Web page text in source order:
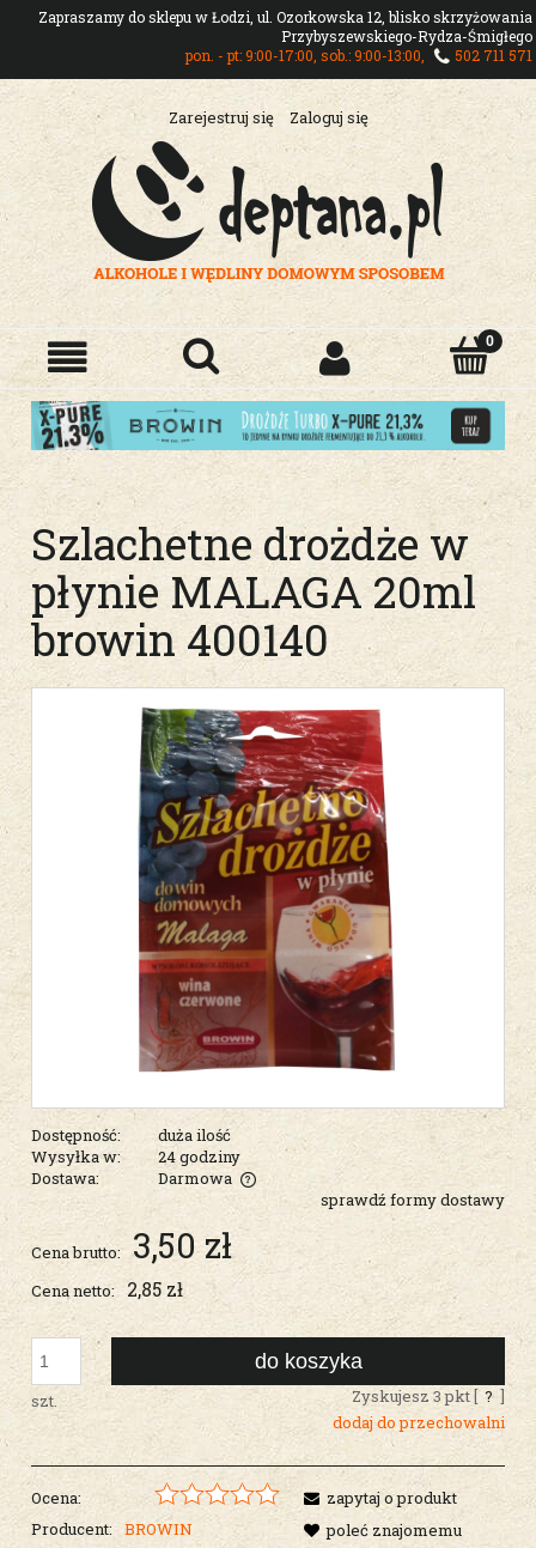
Zapraszamy do sklepu w Łodzi, ul. Ozorkowska 12, blisko skrzyżowania
Przybyszewskiego-Rydza-Śmigłego
pon. - pt: 9:00-17:00, sob.: 9:00-13:00,
502 711 571
Zarejestruj się Zaloguj się
Szlachetne drożdże w
płynie MALAGA 20ml
browin 400140
Dostępność:
duża ilość
Wysyłka w:
24 godziny
Dostawa:
Darmowa
Cena nie zawiera ewentualnych kosztów płatności
sprawdź formy dostawy
Cena brutto: 3,50 zł
Cena netto: 2,85 zł
szt.
do koszyka
Zyskujesz 3pkt [ ? ]
dodaj do przechowalni
Ocena:
Producent:
BROWIN
zapytaj o produkt
poleć znajomemu